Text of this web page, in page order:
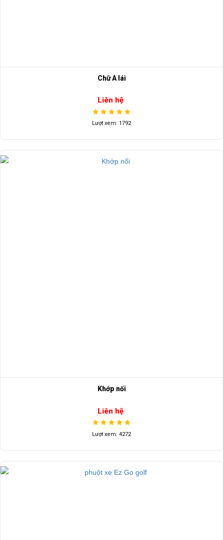
Chữ A lái
Liên hệ
Lượt xem: 1792
Khớp nối
Liên hệ
Lượt xem: 4272